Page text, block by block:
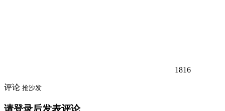
1816
评论 抢沙发
请登录后发表评论